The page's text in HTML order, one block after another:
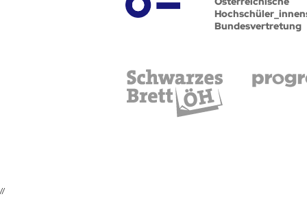
Bundesvertretung
//